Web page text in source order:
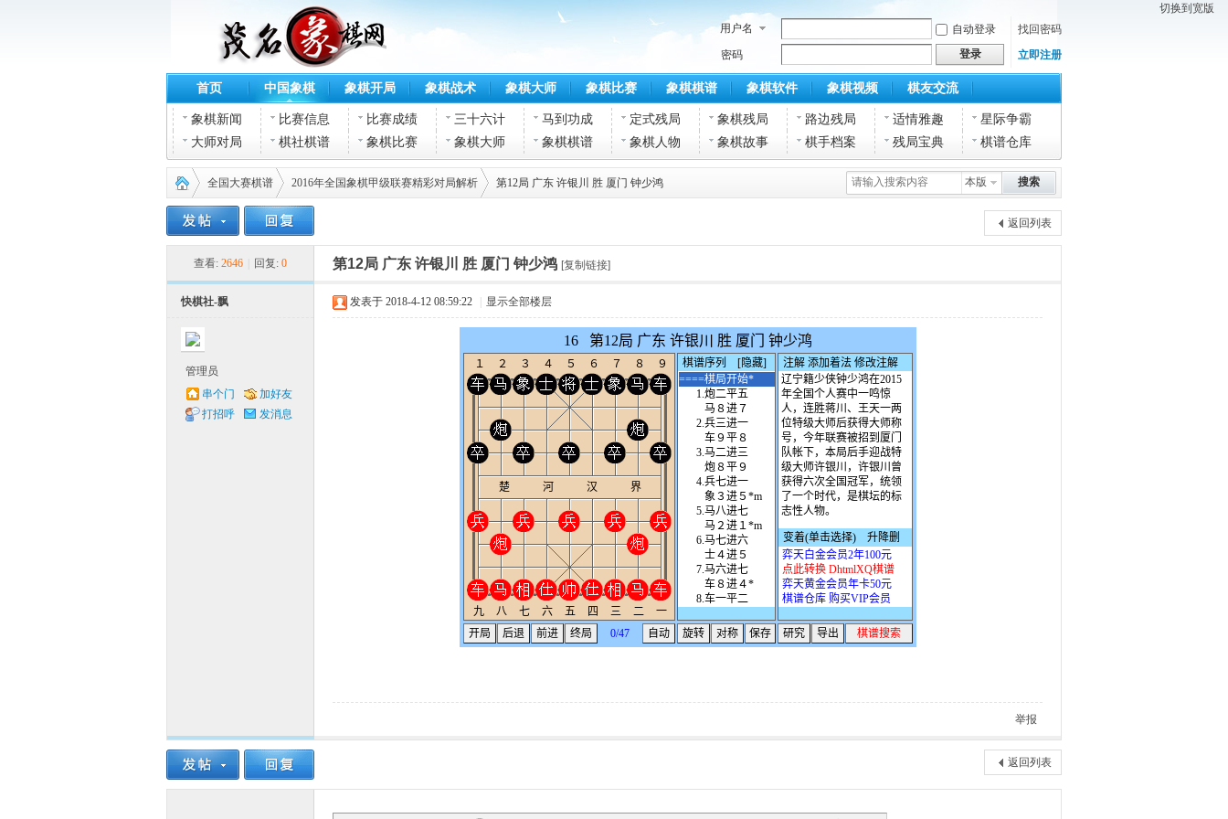
切换到宽版
用户名
自动登录
找回密码
密码
登录 立即注册
首页 中国象棋 象棋开局 象棋战术 象棋大师 象棋比赛 象棋棋谱 象棋软件 象棋视频 棋友交流
象棋新闻 比赛信息 比赛成绩 三十六计 马到功成 定式残局 象棋残局 路边残局 适情雅趣
星际争霸
大师对局
棋社棋谱 象棋比赛 象棋大师 象棋棋谱 象棋人物 象棋故事 棋手档案 残局宝典 棋谱仓库
本版 搜索
全国大赛棋谱
›
2016年全国象棋甲级联赛精彩对局解析 第12局 广东 许银川 胜 厦门 钟少鸿
返回列表
查看: 2646 回复: 0 第12局 广东 许银川 胜 厦门 钟少鸿 [复制链接]
快棋社-飘
管理员
串个门
加好友
打招呼
发消息
发表于 2018-4-12 08:59:22 显示全部楼层
举报
返回列表